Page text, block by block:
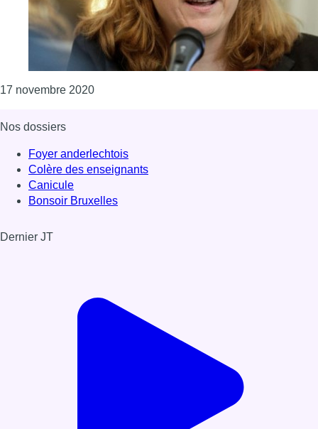
17 novembre 2020Consulter l'article "La ministre Elke Van
Nos dossiers
Foyer anderlechtois
Colère des enseignants
Canicule
Bonsoir Bruxelles
Dernier JT